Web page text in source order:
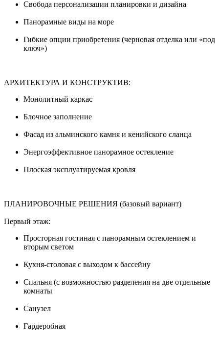
Свобода персонализации планировки и дизайна
Панорамные виды на море
Гибкие опции приобретения (черновая отделка или «под
ключ»)
АРХИТЕКТУРА И КОНСТРУКТИВ:
Монолитный каркас
Блочное заполнение
Фасад из альминского камня и кенийского сланца
Энергоэффективное панорамное остекление
Плоская эксплуатируемая кровля
ПЛАНИРОВОЧНЫЕ РЕШЕНИЯ (базовый вариант)
Первый этаж:
Просторная гостиная с панорамным остеклением и
вторым светом
Кухня-столовая с выходом к бассейну
Спальня (с возможностью разделения на две отдельные
комнаты
Санузел
Гардеробная